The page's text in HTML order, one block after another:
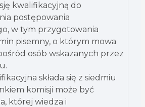
kwalifikacyjną do
postępowania
w tym przygotowania
pisemny, o którym mowa
osób wskazanych przez
składa się z siedmiu
komisji może być
której wiedza i